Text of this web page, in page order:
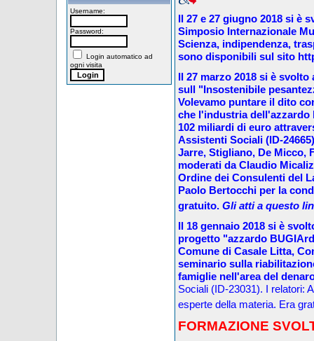
Username:
Password:
Login automatico ad
ogni visita
Il 27 e 27 giugno 2018 si è
Simposio Internazionale
Scienza, indipendenza,
sono disponibili sul sito
Il 27 marzo 2018 si è svolto
sull "Insostenibile
Volevamo puntare il dito
che l'industria dell'azzardo
102 miliardi di euro
Assistenti Sociali (ID-
Jarre, Stigliano, De Micco,
moderati da Claudio
Ordine dei Consulenti del
Paolo Bertocchi per la
gratuito. Gli attia questo
Il 18 gennaio 2018 si è
progetto "azzardo
Comune di Casale Litta,
seminario sulla
famiglie nell'area del
Sociali (ID-23031). I relatori:
esperte della materia. Era gr
FORMAZIONE